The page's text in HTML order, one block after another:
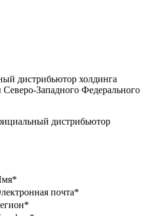
дистрибьютор холдинга
Западного Федерального
дистрибьютор
почта*